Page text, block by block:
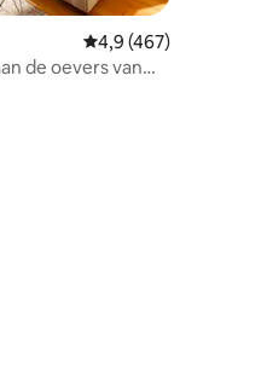
5, 145 recensies
Gemiddelde
4,9 (467)
de oevers van